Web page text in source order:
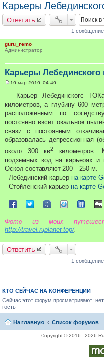
Карьеры
Ответить
1
guru_nemo
Администратор
Карьеры Лебединского
б
е
н
е
16 мар 2016, 04:46
Карьер Лебединского
километров, а глубину 600
расположенным по
постоянно висит овальное
связи с постоянным
образовалась депрессионная
около 300 кв2
километров.
подземных вод на карьерах и
Оскол составляют 200—250 м.
Лебединский карьер на карте
Стойленский карьер на карте
Поделиться в Facebook
Поделиться в Twitter
Поделиться в Tuenti
Поделиться в
Фото из моих
http://travel.ruplanet.top/.
Ответить
1
КТО СЕЙЧАС НА КОНФЕРЕНЦИИ
Сейчас этот форум просматривают: нет
гость
На главную Список форумов
Copyright © 2016 - 2026